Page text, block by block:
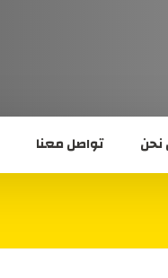
تواصل معنا